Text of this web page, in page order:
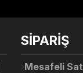
SİPARİŞ
Mesafeli